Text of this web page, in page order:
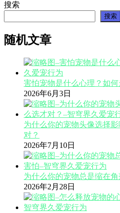
搜索
搜索
随机文章
害怕宠物是什么心理？如
2026年6月3日
为什么你的宠物头像选择
对？
2026年7月10日
为什么你的宠物总是缩在
2026年2月28日